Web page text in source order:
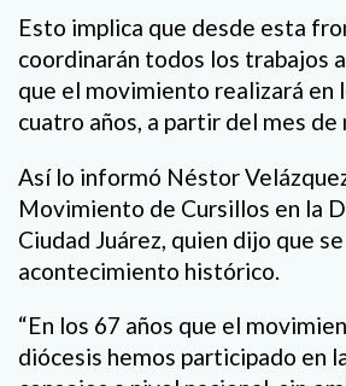
Esto implica que desde esta
coordinarán todos los trabajos
que el movimiento realizará en
cuatro años, a partir del mes
Así lo informó Néstor
Movimiento de Cursillos en la
Ciudad Juárez, quien dijo que
acontecimiento histórico.
“En los 67 años que el
diócesis hemos participado en